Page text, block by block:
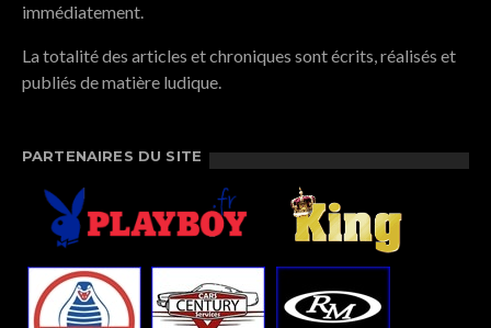
immédiatement.
La totalité des articles et chroniques sont écrits, réalisés et
publiés de matière ludique.
PARTENAIRES DU SITE